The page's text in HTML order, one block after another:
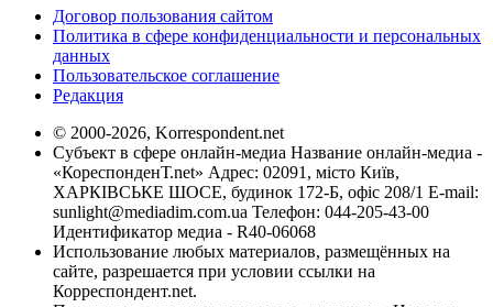
Договор пользования сайтом
Политика в сфере конфиденциальности и персональных
данных
Пользовательское соглашение
Редакция
© 2000-2026, Korrespondent.net
Субъект в сфере онлайн-медиа Название онлайн-медиа -
«КореспонденТ.net» Адрес: 02091, місто Київ,
ХАРКІВСЬКЕ ШОСЕ, будинок 172-Б, офіс 208/1 E-mail:
sunlight@mediadim.com.ua Телефон: 044-205-43-00
Идентификатор медиа - R40-06068
Использование любых материалов, размещённых на
сайте, разрешается при условии ссылки на
Корреспондент.net.